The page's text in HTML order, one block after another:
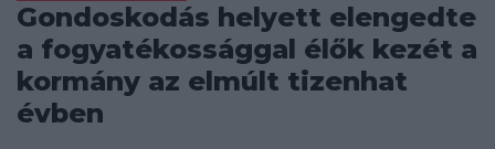
Gondoskodás helyett elengedte
a fogyatékossággal élők kezét a
kormány az elmúlt tizenhat
évben